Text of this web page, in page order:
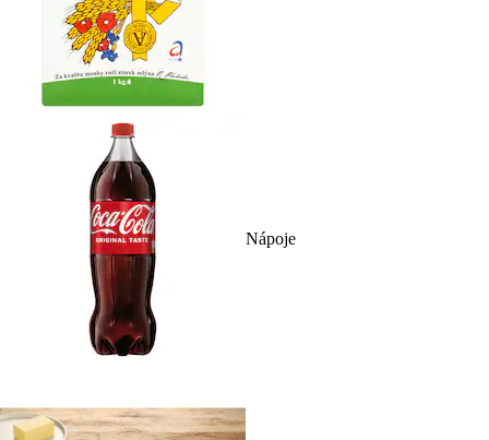
Nápoje